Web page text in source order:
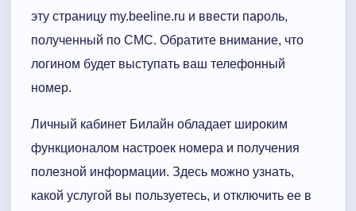
эту страницу my.beeline.ru и ввести пароль,
полученный по СМС. Обратите внимание, что
логином будет выступать ваш телефонный
номер.
Личный кабинет Билайн обладает широким
функционалом настроек номера и получения
полезной информации. Здесь можно узнать,
какой услугой вы пользуетесь, и отключить ее в